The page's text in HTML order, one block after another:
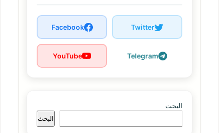
Twitter
Facebook
Telegram
YouTube
البحث
البحث